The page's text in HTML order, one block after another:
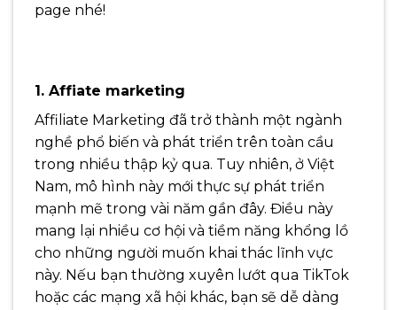
page nhé!
1. Affiate marketing
Affiliate Marketing đã trở thành một ngành
nghề phổ biến và phát triển trên toàn cầu
trong nhiều thập kỷ qua. Tuy nhiên, ở Việt
Nam, mô hình này mới thực sự phát triển
mạnh mẽ trong vài năm gần đây. Điều này
mang lại nhiều cơ hội và tiềm năng khổng lồ
cho những người muốn khai thác lĩnh vực
này. Nếu bạn thường xuyên lướt qua TikTok
hoặc các mạng xã hội khác, bạn sẽ dễ dàng